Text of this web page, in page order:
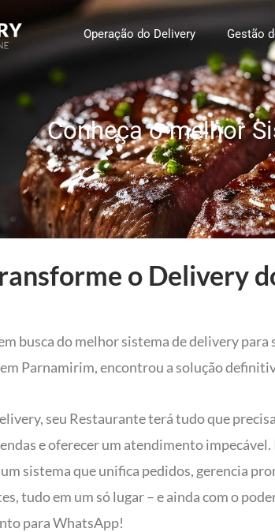
Operação do Delivery Gestão
Conheça o melhor
o Delivery
busca do melhor sistema de delivery para
Parnamirim, encontrou a solução
seu Restaurante terá tudo que
e oferecer um atendimento impecável.
sistema que unifica pedidos, gerencia
tudo em um só lugar – e ainda com o
para WhatsApp!